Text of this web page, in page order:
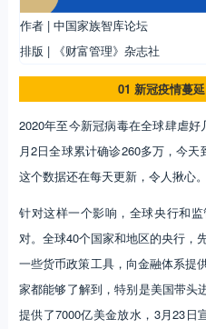
作者 | 中国家族智库论坛
排版 | 《财富管理》杂志社
01 新冠疫情蔓
2020年至今新冠病毒在全球肆虐
月2日全球累计确诊260多万，今天
这个数据还在每天更新，令人揪心。
针对这样一个影响，全球央行和
对。全球40个国家和地区的央行，
一些货币政策工具，向金融体系提
家都能够了解到，特别是美国带头
提供了7000亿美金放水，3月23日